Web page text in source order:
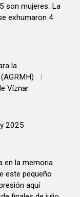
son mujeres. La
exhumaron 4
la
|
Víznar
2023, 2024 y 2025
en la memoria
este pequeño
aquí